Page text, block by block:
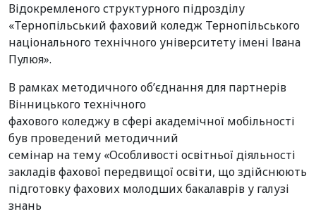
Відокремленого структурного підрозділу
«Тернопільський фаховий коледж Тернопільського
національного технічного університету імені Івана
Пулюя».
В рамках методичного об’єднання для партнерів
Вінницького технічного
фахового коледжу в сфері академічної мобільності
був проведений методичний
семінар на тему «Особливості освітньої діяльності
закладів фахової передвищої освіти, що здійснюють
підготовку фахових молодших бакалаврів у галузі
знань